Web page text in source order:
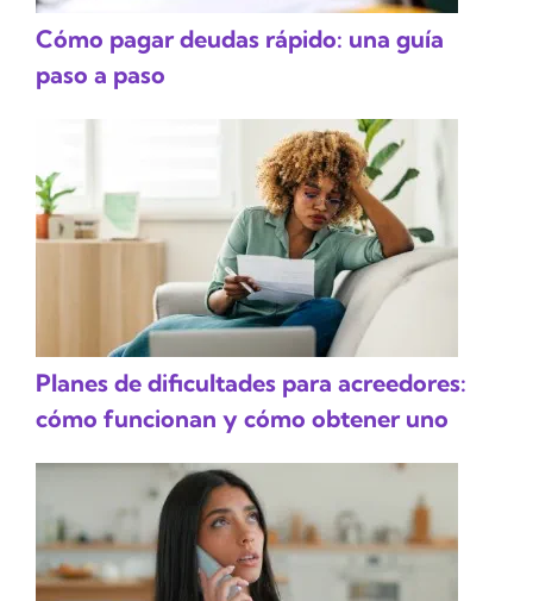
Cómo pagar deudas rápido: una guía
paso a paso
Planes de dificultades para acreedores:
cómo funcionan y cómo obtener uno